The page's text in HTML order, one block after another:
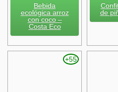
Bebida
ecológica arroz
con coco –
Costa Eco
de
+55